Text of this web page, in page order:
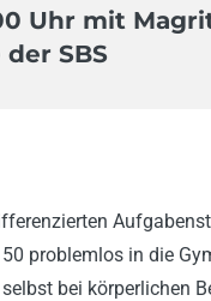
Uhr mit
SBS
problemlos in die
bei körperlichen